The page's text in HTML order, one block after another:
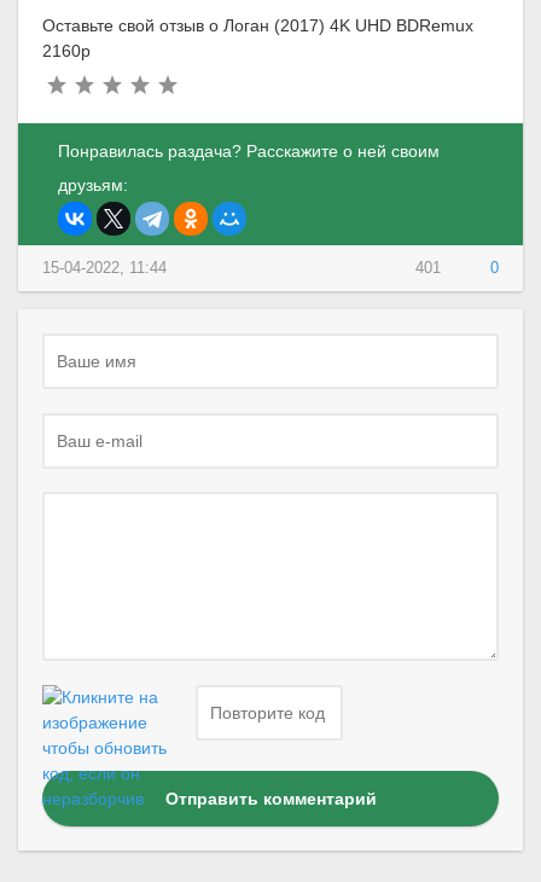
Оставьте свой отзыв о Логан (2017) 4K UHD BDRemux
2160p
Понравилась раздача? Расскажите о ней своим
друзьям:
401 0
15-04-2022, 11:44
Отправить комментарий